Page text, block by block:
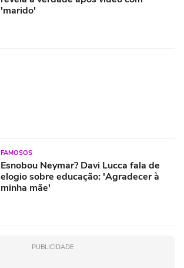
'marido'
FAMOSOS
Esnobou Neymar? Davi Lucca fala de
elogio sobre educação: 'Agradecer à
minha mãe'
PUBLICIDADE